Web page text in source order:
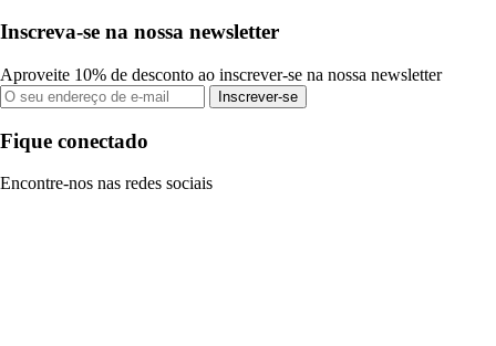
Inscreva-se na nossa newsletter
Aproveite 10% de desconto ao inscrever-se na nossa newsletter
Inscrever-se
Fique conectado
Encontre-nos nas redes sociais